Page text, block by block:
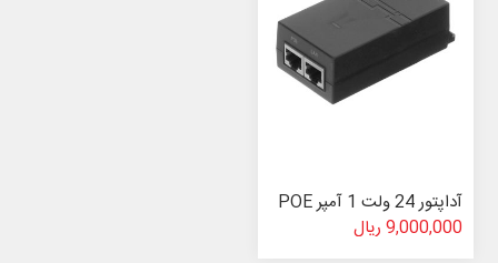
آداپتور 24 ولت 1 آمپر POE
9,000,000 ریال